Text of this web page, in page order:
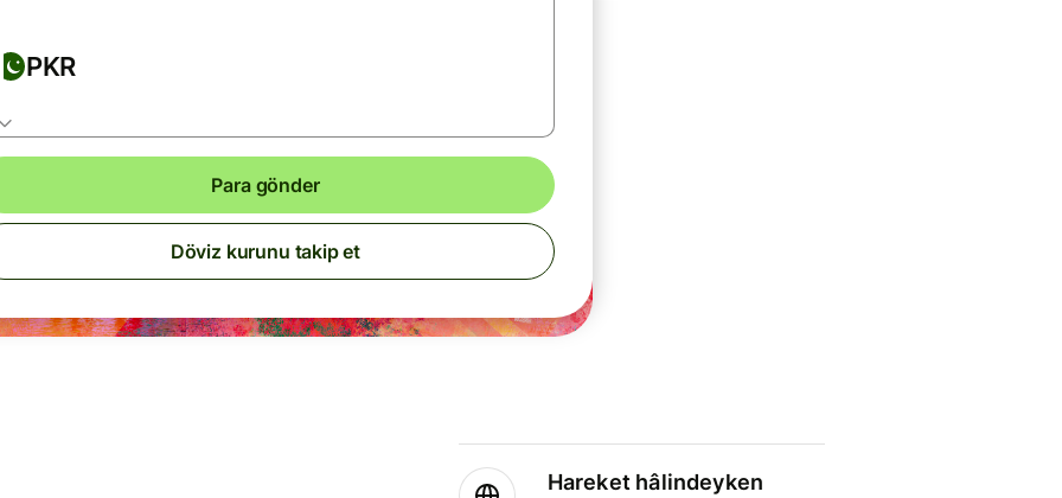
PKR
Para gönder
Döviz kurunu takip et
Hareket hâlindeyken